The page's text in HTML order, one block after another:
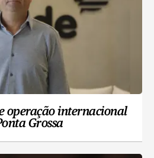
operação internacional
Grossa